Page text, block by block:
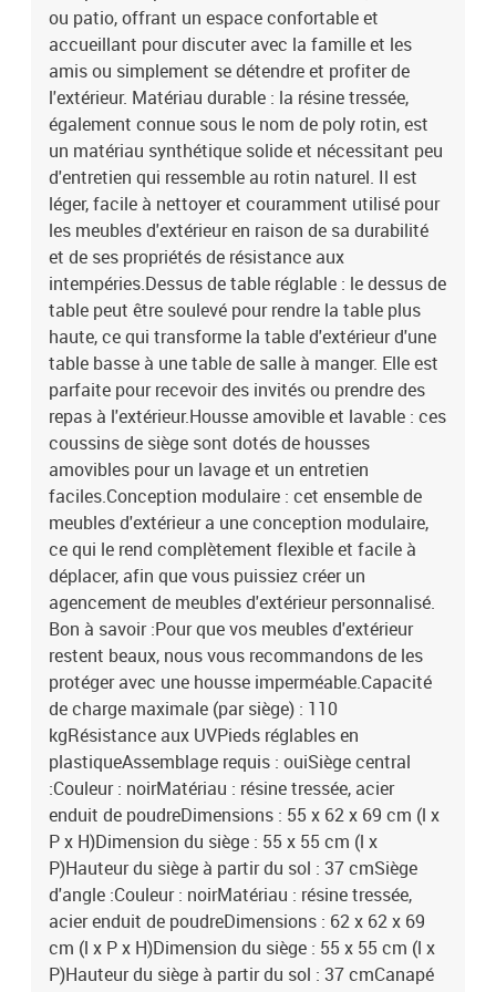
noirMatériau : résine tressée, acier enduit de poudre, bois d'acacia
massif avec finition à l'huileDimensions : 100 x 55 x 44/73 cm (L x
l x H)Coussin :Couleur : blanc crèmeMatériau de la couverture :
tissu (100 % polyester)Matériau de remplissage du coussin de
siège : mousseMatériau de remplissage du coussin de dossier :
fibre de cotonDimensions du coussin de siège : 55 x 55 x 3 cm (l x
P x é)Dimensions du coussin de dossier : 55 x 45 x 13 cm (L x l x
é)La livraison contient :1 x table de jardin1 x canapé d'angle1 x
siège central2 x canapé avec accoudoirs5 x coussin de dossier4 x
coussin de siège avec housse amovible et lavable
ou patio, offrant un espace confortable et
accueillant pour discuter avec la famille et les
amis ou simplement se détendre et profiter de
l'extérieur. Matériau durable : la résine tressée,
également connue sous le nom de poly rotin, est
un matériau synthétique solide et nécessitant peu
d'entretien qui ressemble au rotin naturel. Il est
léger, facile à nettoyer et couramment utilisé pour
les meubles d'extérieur en raison de sa durabilité
et de ses propriétés de résistance aux
intempéries.Dessus de table réglable : le dessus de
table peut être soulevé pour rendre la table plus
haute, ce qui transforme la table d'extérieur d'une
table basse à une table de salle à manger. Elle est
parfaite pour recevoir des invités ou prendre des
repas à l'extérieur.Housse amovible et lavable : ces
coussins de siège sont dotés de housses
amovibles pour un lavage et un entretien
faciles.Conception modulaire : cet ensemble de
meubles d'extérieur a une conception modulaire,
ce qui le rend complètement flexible et facile à
déplacer, afin que vous puissiez créer un
agencement de meubles d'extérieur personnalisé.
Bon à savoir :Pour que vos meubles d'extérieur
restent beaux, nous vous recommandons de les
protéger avec une housse imperméable.Capacité
de charge maximale (par siège) : 110
kgRésistance aux UVPieds réglables en
plastiqueAssemblage requis : ouiSiège central
:Couleur : noirMatériau : résine tressée, acier
enduit de poudreDimensions : 55 x 62 x 69 cm (l x
P x H)Dimension du siège : 55 x 55 cm (l x
P)Hauteur du siège à partir du sol : 37 cmSiège
d'angle :Couleur : noirMatériau : résine tressée,
acier enduit de poudreDimensions : 62 x 62 x 69
cm (l x P x H)Dimension du siège : 55 x 55 cm (l x
P)Hauteur du siège à partir du sol : 37 cmCanapé